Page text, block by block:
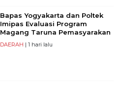
Bapas Yogyakarta dan Poltek
Imipas Evaluasi Program
Magang Taruna Pemasyarakan
DAERAH | 1 hari lalu